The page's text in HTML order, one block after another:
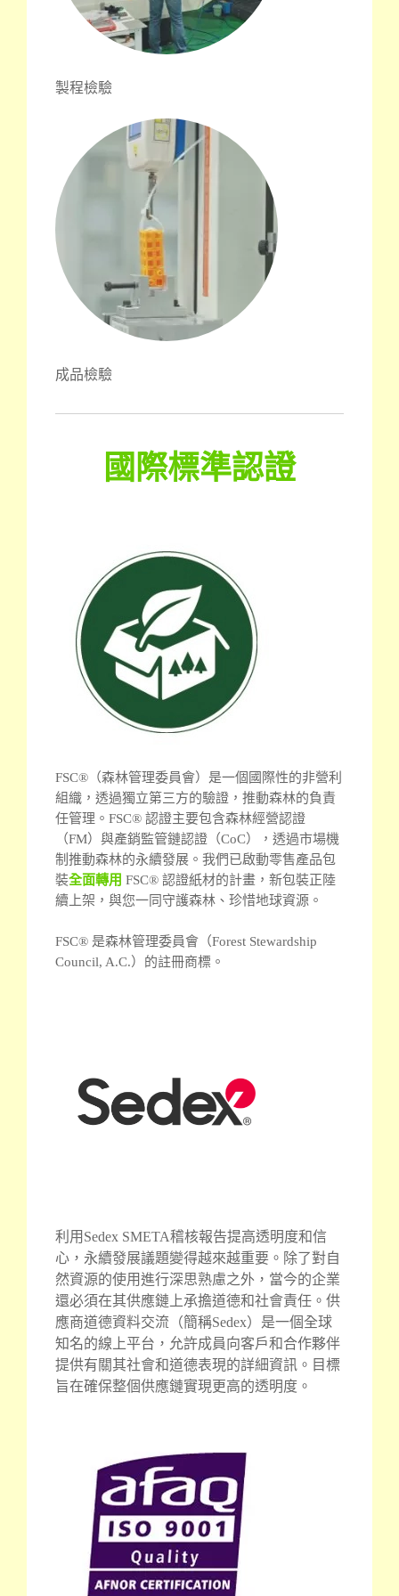
製程檢驗
成品檢驗
國際標準認證
FSC®（森林管理委員會）是一個國際性的非營利
組織，透過獨立第三方的驗證，推動森林的負責
任管理。 FSC® 認證主要包含森林經營認證
（FM）與產銷監管鏈認證（CoC），透過市場機
制推動森林的永續發展。我們已啟動零售產品包
裝全面轉用 FSC® 認證紙材的計畫，新包裝正陸
續上架，與您一同守護森林、珍惜地球資源。
FSC® 是森林管理委員會（Forest Stewardship
Council, A.C.）的註冊商標。
利用Sedex SMETA稽核報告提高透明度和信
心，永續發展議題變得越來越重要。除了對自
然資源的使用進行深思熟慮之外，當今的企業
還必須在其供應鏈上承擔道德和社會責任。供
應商道德資料交流（簡稱Sedex）是一個全球
知名的線上平台，允許成員向客戶和合作夥伴
提供有關其社會和道德表現的詳細資訊。目標
旨在確保整個供應鏈實現更高的透明度。